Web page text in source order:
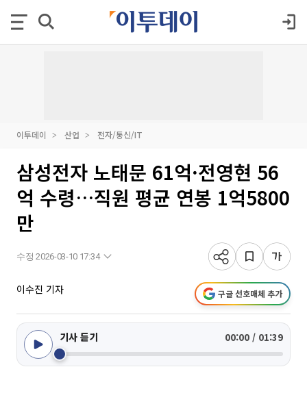
이투데이 산업 전자/통신/IT
삼성전자 노태문 61억·전영현 56
억 수령…직원 평균 연봉 1억5800
만
수정 2026-03-10 17:34
이수진 기자 구글 선호매체 추가
기사 듣기 00:00 / 01:39